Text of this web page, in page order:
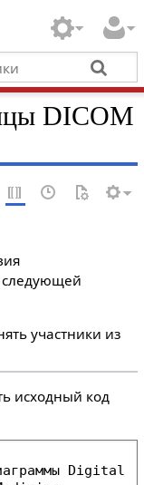
DICOM
следующей
участники из
исходный код